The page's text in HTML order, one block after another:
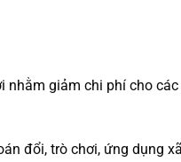
giảm chi phí cho
đổi, trò chơi, ứng dụng